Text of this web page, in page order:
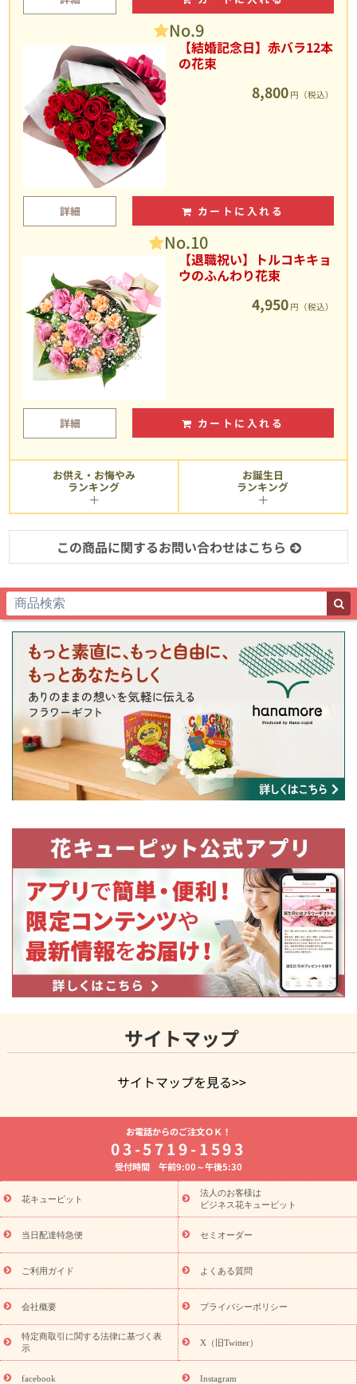
No.9
【結婚記念日】赤バラ12本
の花束
8,800 円（税込）
詳細 カートに入れる
No.10
【退職祝い】トルコキキョ
ウのふんわり花束
4,950 円（税込）
詳細 カートに入れる
お供え・お悔やみ
ランキング
お誕生日
ランキング
この商品に関するお問い合わせはこちら
サイトマップ
サイトマップを見る>>
よく贈られる花
お祝いの花特集
誕生日フラワーギフト特集
8月の誕生花(トルコキキョウ)
開店・開業祝い
お供え・お悔やみ お供え・お悔やみの花
通夜・葬儀に贈る花 胡蝶蘭・花鉢
ーブドフラワー
季節のイベント
ひまわり ギフト・プレゼント
特集
お盆 花（新盆・初盆） 季節のイベント
お盆 花（新
盆・初盆）
お盆 花（新盆・初盆）
お盆・お供え 花とセットギ
フト
お盆・お供え プリザーブドフラワー
ひまわり ギフト・プ
レゼント特集
夏の花贈り・お中元・暑中見舞い 花のギフト特集
敬老の日におくる花ギフト・プレゼント特集
花ギフト・プレゼント特集
敬老の日 花のおすすめランキング
敬
老の日 花鉢植えのギフト・プレゼント特集
敬老の日 花とセットギ
フト・プレゼント特集
敬老の日の花 全てのギフト一覧
キャン
ペーン
映画『ウォーターガーディアンズ』コラボキャンペーン
「きょう誕生日なんです」キャンペーン
誕生日の花を探す
誕生日フラワーギフト 誕生日フラワーギフト特集
お電話からのご注文ＯＫ！
03-5719-1593
受付時間 午前9:00～午後5:30
花キューピット
法人のお客様は
ビジネス花キューピット
当日配達特急便 セミオーダー
ご利用ガイド よくある質問
会社概要 プライバシーポリシー
特定商取引に関する法律に基づく表
示
X（旧Twitter）
facebook Instagram